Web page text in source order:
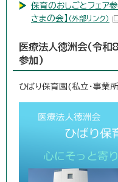
保育のおしごとフェア
さまの会】 （外部リンク）
医療法人徳洲会(令和
参加)
ひばり保育園(私立・事業